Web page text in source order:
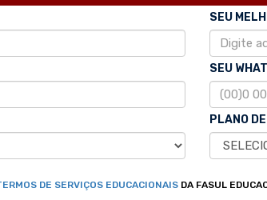
SEU
SEU
PLANO
DE SERVIÇOS EDUCACIONAISDA FASUL